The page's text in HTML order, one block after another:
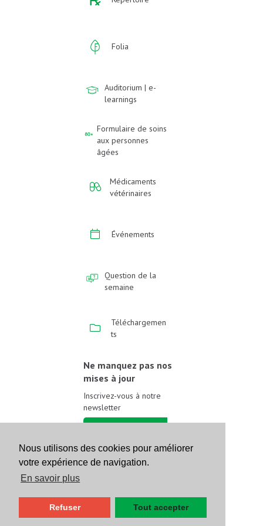
Nous utilisons des cookies pour améliorer
votre expérience de navigation.
En savoir plus
Refuser Tout accepter
Folia
Auditorium | e-
learnings
Formulaire de soins
aux personnes
âgées
Médicaments
vétérinaires
Événements
Question de la
semaine
Téléchargemen
ts
Ne manquez pas nos
mises à jour
Inscrivez-vous à notre
newsletter
Suivez-nous sur les